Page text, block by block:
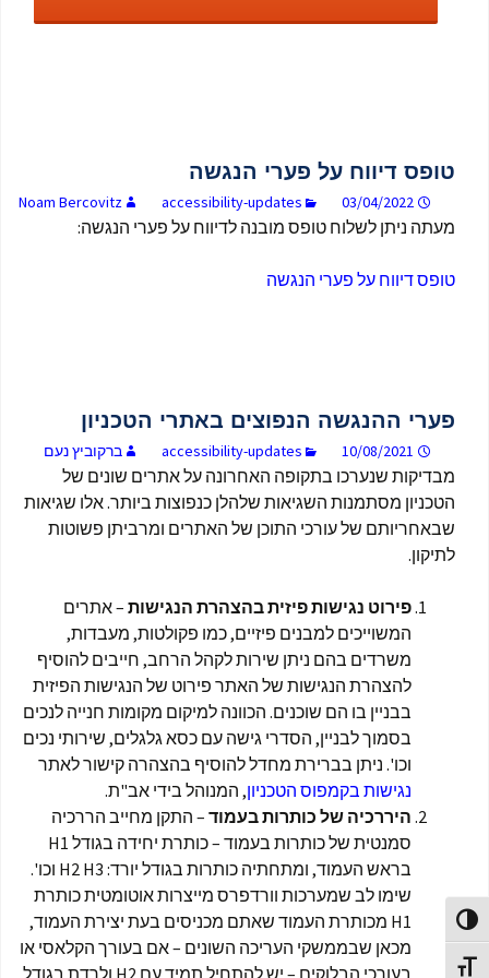
הפעל/כבה ניגודיות גבוהה
מתג גודל גופן
טופס דיווח על פערי הנגשה
03/04/2022
accessibility-updates
Noam Bercovitz
מעתה ניתן לשלוח טופס מובנה לדיווח על פערי הנגשה:
טופס דיווח על פערי הנגשה
פערי ההנגשה הנפוצים באתרי הטכניון
10/08/2021
accessibility-updates ברקוביץ נעם
מבדיקות שנערכו בתקופה האחרונה על אתרים שונים של
הטכניון מסתמנות השגיאות שלהלן כנפוצות ביותר. אלו שגיאות
שבאחריותם של עורכי התוכן של האתרים ומרביתן פשוטות
לתיקון.
פירוט נגישות פיזית בהצהרת הנגישות – אתרים
המשוייכים למבנים פיזיים, כמו פקולטות, מעבדות,
משרדים בהם ניתן שירות לקהל הרחב, חייבים להוסיף
להצהרת הנגישות של האתר פירוט של הנגישות הפיזית
בבניין בו הם שוכנים. הכוונה למיקום מקומות חנייה לנכים
בסמוך לבניין, הסדרי גישה עם כסא גלגלים, שירותי נכים
וכו'. ניתן בברירת מחדל להוסיף בהצהרה קישור לאתר
נגישות בקמפוס הטכניון, המנוהל בידי אב"ת.
היררכיה של כותרות בעמוד – התקן מחייב הררכיה
סמנטית של כותרות בעמוד – כותרת יחידה בגודל H1
בראש העמוד, ומתחתיה כותרות בגודל יורד: H2 H3 וכו'.
שימו לב שמערכות וורדפרס מייצרות אוטומטית כותרת
H1 מכותרת העמוד שאתם מכניסים בעת יצירת העמוד,
מכאן שבממשקי העריכה השונים – אם בעורך הקלאסי או
בעורכי הבלוקים – יש להתחיל תמיד עם H2 ולרדת בגודל